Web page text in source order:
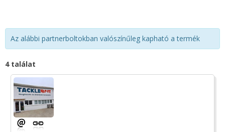
Az alábbi partnerboltokban valószínűleg kapható a termék
4 találat